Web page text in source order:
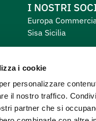
i cookie
personalizzare
il nostro traffico.
partner che si
I NOSTRI
Europa
Sisa Sicilia